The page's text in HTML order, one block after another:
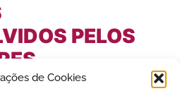
de Cookies
PELOS